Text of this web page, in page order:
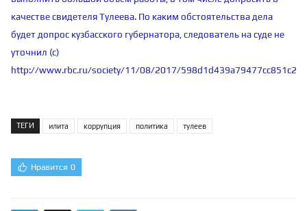
качестве свидетеля Тулеева. По каким обстоятельства дела
будет допрос кузбасского губернатора, следователь на суде не
уточнил (с)
http://www.rbc.ru/society/11/08/2017/598d1d439a79477cc851c252
ТЕГИ илита коррупция политика тулеев
Нравится 0